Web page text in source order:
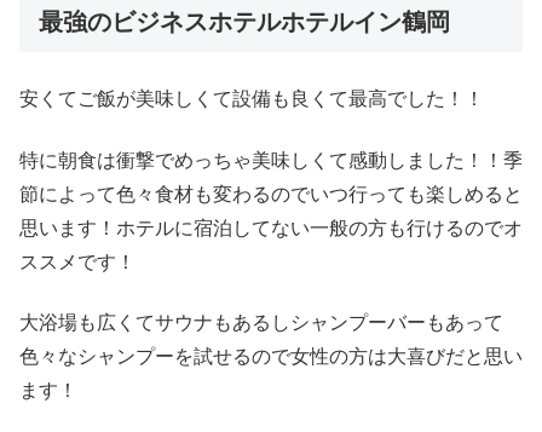
最強のビジネスホテルホテルイン鶴岡
安くてご飯が美味しくて設備も良くて最高でした！！
特に朝食は衝撃でめっちゃ美味しくて感動しました！！季
節によって色々食材も変わるのでいつ行っても楽しめると
思います！ホテルに宿泊してない一般の方も行けるのでオ
ススメです！
大浴場も広くてサウナもあるしシャンプーバーもあって
色々なシャンプーを試せるので女性の方は大喜びだと思い
ます！